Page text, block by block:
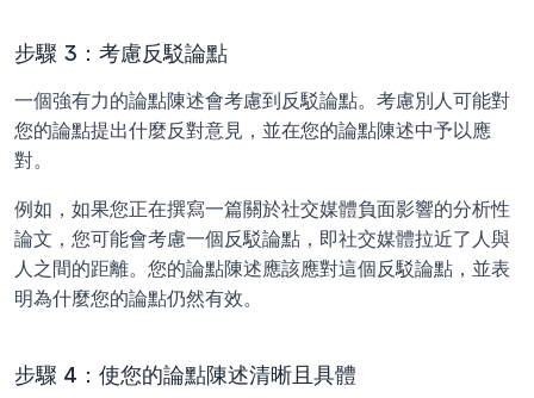
步驟 3：考慮反駁論點
一個強有力的論點陳述會考慮到反駁論點。考慮別人可能對
您的論點提出什麼反對意見，並在您的論點陳述中予以應
對。
例如，如果您正在撰寫一篇關於社交媒體負面影響的分析性
論文，您可能會考慮一個反駁論點，即社交媒體拉近了人與
人之間的距離。您的論點陳述應該應對這個反駁論點，並表
明為什麼您的論點仍然有效。
步驟 4：使您的論點陳述清晰且具體